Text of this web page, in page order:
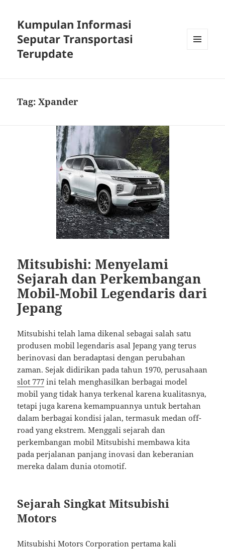
Kumpulan Informasi
Seputar Transportasi
Terupdate
Tag:Xpander
Mitsubishi: Menyelami
Sejarah dan Perkembangan
Mobil-Mobil Legendaris dari
Jepang
Mitsubishi telah lama dikenal sebagai salah satu
produsen mobil legendaris asal Jepang yang terus
berinovasi dan beradaptasi dengan perubahan
zaman. Sejak didirikan pada tahun 1970, perusahaan
slot 777 ini telah menghasilkan berbagai model
mobil yang tidak hanya terkenal karena kualitasnya,
tetapi juga karena kemampuannya untuk bertahan
dalam berbagai kondisi jalan, termasuk medan off-
road yang ekstrem. Menggali sejarah dan
perkembangan mobil Mitsubishi membawa kita
pada perjalanan panjang inovasi dan keberanian
mereka dalam dunia otomotif.
Sejarah Singkat Mitsubishi
Motors
Mitsubishi Motors Corporation pertama kali